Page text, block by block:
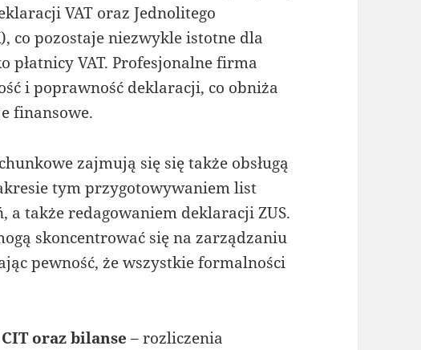
VAT oraz Jednolitego
co pozostaje niezwykle istotne dla
płatnicy VAT. Profesjonalne firma
i poprawność deklaracji, co obniża
finansowe.
zajmują się się także obsługą
tym przygotowywaniem list
a także redagowaniem deklaracji ZUS.
skoncentrować się na zarządzaniu
pewność, że wszystkie formalności
oraz bilanse – rozliczenia